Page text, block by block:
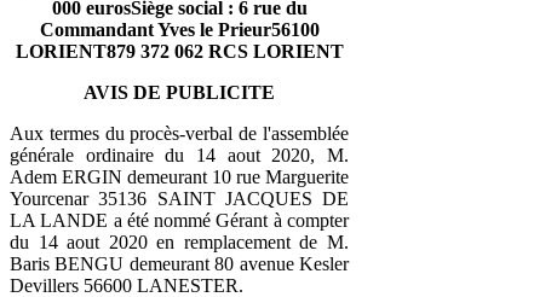
000 eurosSiège social : 6 rue du
Commandant Yves le Prieur56100
LORIENT879 372 062 RCS LORIENT
AVIS DE PUBLICITE
Aux termes du procès-verbal de l'assemblée
générale ordinaire du 14 aout 2020, M.
Adem ERGIN demeurant 10 rue Marguerite
Yourcenar 35136 SAINT JACQUES DE
LA LANDE a été nommé Gérant à compter
du 14 aout 2020 en remplacement de M.
Baris BENGU demeurant 80 avenue Kesler
Devillers 56600 LANESTER.